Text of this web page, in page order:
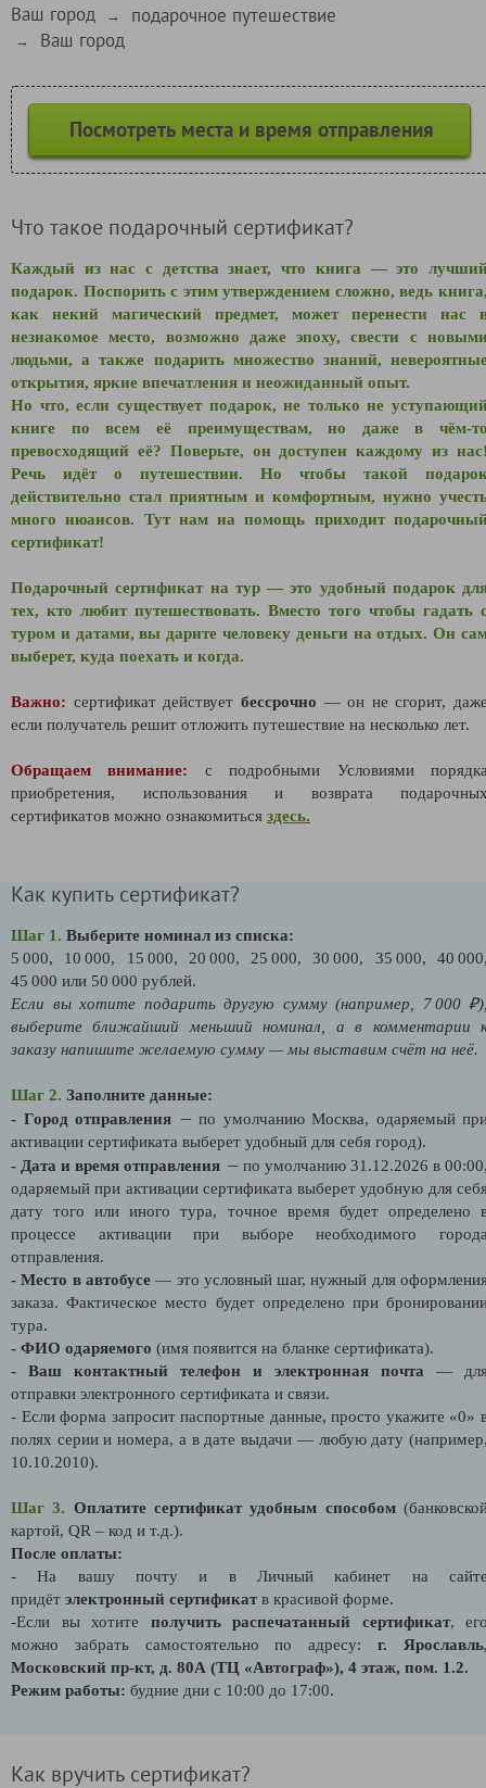
Ваш город → подарочное путешествие
→ Ваш город
Посмотреть места и время отправления
Что такое подарочный сертификат?
Каждый из нас с детства знает, что книга — это
подарок. Поспорить с этим утверждением сложно, ведь
как некий магический предмет, может перенести нас
незнакомое место, возможно даже эпоху, свести с
людьми, а также подарить множество знаний,
открытия, яркие впечатления и неожиданный опыт.
Но что, если существует подарок, не только не
книге по всем её преимуществам, но даже в чём-
превосходящий её? Поверьте, он доступен каждому из
Речь идёт о путешествии. Но чтобы такой
действительно стал приятным и комфортным, нужно
много нюансов. Тут нам на помощь приходит
сертификат!
Подарочный сертификат на тур — это удобный подарок
тех, кто любит путешествовать. Вместо того чтобы гадать
туром и датами, вы дарите человеку деньги на отдых. Он
выберет, куда поехать и когда.
Важно: сертификат действует бессрочно — он не сгорит,
если получатель решит отложить путешествие на несколько лет.
Обращаем внимание: с подробными Условиями
приобретения, использования и возврата
сертификатов можно ознакомиться здесь.
Как купить сертификат?
Шаг 1. Выберите номинал из списка:
5 000, 10 000, 15 000, 20 000, 25 000, 30 000, 35 000, 40
45 000 или 50 000 рублей.
Если вы хотите подарить другую сумму (например, 7 000
выберите ближайший меньший номинал, а в комментарии
заказу напишите желаемую сумму — мы выставим счёт на неё.
Шаг 2. Заполните данные:
- Город отправления — по умолчанию Москва, одаряемый
активации сертификата выберет удобный для себя город).
- Дата и время отправления — по умолчанию 31.12.2026 в
одаряемый при активации сертификата выберет удобную для
дату того или иного тура, точное время будет определено
процессе активации при выборе необходимого
отправления.
- Место в автобусе— это условный шаг, нужный для
заказа. Фактическое место будет определено при
тура.
- ФИО одаряемого (имя появится на бланке сертификата).
- Ваш контактный телефон и электронная почта —
отправки электронного сертификата и связи.
- Если форма запросит паспортные данные, просто укажите «0»
полях серии и номера, а в дате выдачи — любую дату
10.10.2010).
Шаг 3. Оплатите сертификат удобным способом
картой, QR – код и т.д.).
После оплаты:
- На вашу почту и в Личный кабинет на
придёт электронный сертификатв красивой форме.
-Если вы хотите получить распечатанный сертификат,
можно забрать самостоятельно по адресу:г.
Московский пр-кт, д. 80А (ТЦ «Автограф»), 4 этаж, пом. 1.2.
Режим работы: будние дни с 10:00 до 17:00.
Как вручить сертификат?